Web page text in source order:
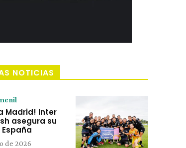
NOTICIAS
Madrid! Inter
asegura su
de 2026